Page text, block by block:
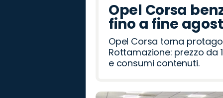
Opel Corsa
fino a fine
Opel Corsa torna
Rottamazione: prezzo da
e consumi contenuti.